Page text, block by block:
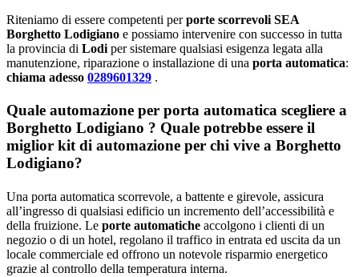
Riteniamo di essere competenti perporte scorrevoli SEA
Borghetto Lodigiano e possiamo intervenire con successo in tutta
la provincia di Lodi per sistemare qualsiasi esigenza legata alla
manutenzione, riparazione o installazione di una porta automatica:
chiama adesso 0289601329 .
Quale automazione per porta automatica scegliere a
Borghetto Lodigiano ? Quale potrebbe essere il
miglior kit di automazione per chi vive a Borghetto
Lodigiano?
Una porta automatica scorrevole, a battente e girevole, assicura
all’ingresso di qualsiasi edificio un incremento dell’accessibilità e
della fruizione. Le porte automatiche accolgono i clienti di un
negozio o di un hotel, regolano il traffico in entrata ed uscita da un
locale commerciale ed offrono un notevole risparmio energetico
grazie al controllo della temperatura interna.